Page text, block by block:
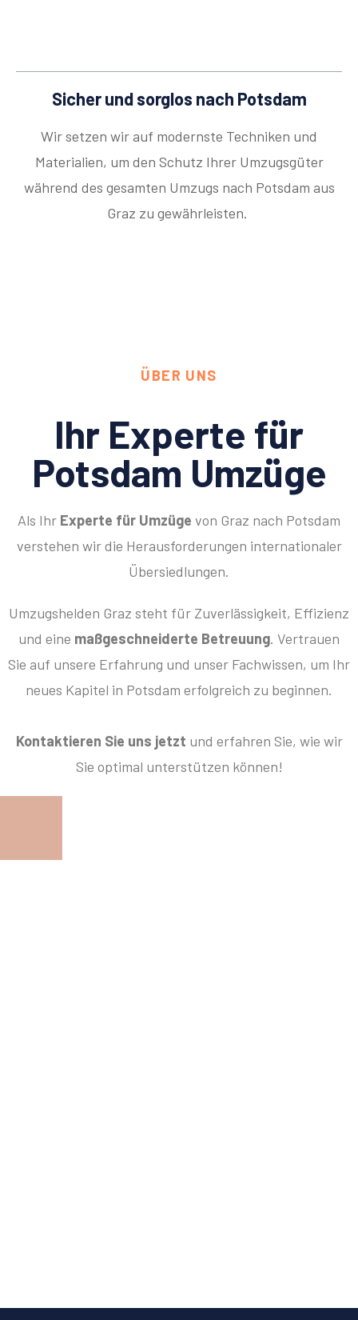
Sicher und sorglos nach Potsdam
Wir setzen wir auf modernste Techniken und
Materialien, um den Schutz Ihrer Umzugsgüter
während des gesamten Umzugs nach Potsdam aus
Graz zu gewährleisten.
ÜBER UNS
Ihr Experte für
Potsdam Umzüge
Als Ihr Experte für Umzüge von Graz nach Potsdam
verstehen wir die Herausforderungen internationaler
Übersiedlungen.
Umzugshelden Graz steht für Zuverlässigkeit, Effizienz
und eine maßgeschneiderte Betreuung. Vertrauen
Sie auf unsere Erfahrung und unser Fachwissen, um Ihr
neues Kapitel in Potsdam erfolgreich zu beginnen.
Kontaktieren Sie uns jetzt und erfahren Sie, wie wir
Sie optimal unterstützen können!